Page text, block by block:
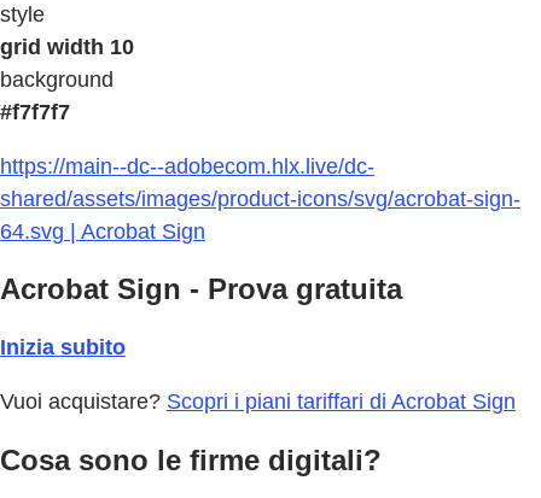
style
grid width 10
background
#f7f7f7
https://main--dc--adobecom.hlx.live/dc-
shared/assets/images/product-icons/svg/acrobat-sign-
64.svg | Acrobat Sign
Acrobat Sign - Prova gratuita
Inizia subito
Vuoi acquistare? Scopri i piani tariffari di Acrobat Sign
Cosa sono le firme digitali?